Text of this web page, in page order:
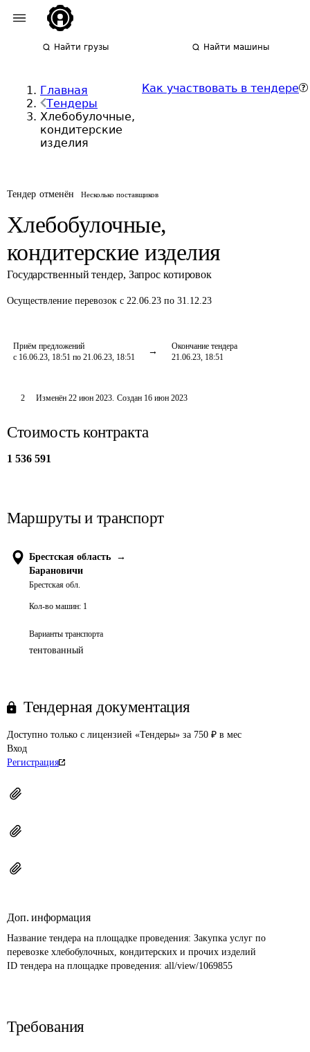
Найти грузы Найти машины
Главная
Тендеры
Хлебобулочные,
кондитерские
изделия
Как участвовать в тендере
Тендер отменён Несколько поставщиков
Хлебобулочные,
кондитерские изделия
Государственный тендер, Запрос котировок
Осуществление перевозок с 22.06.23 по 31.12.23
Приём предложений
с 16.06.23, 18:51 по 21.06.23, 18:51
Окончание тендера
21.06.23, 18:51
2 Изменён 22 июн 2023. Создан 16 июн 2023
Стоимость контракта
1 536 591
Маршруты и транспорт
Брестская область
→
Барановичи
Брестская обл.
Кол-во машин: 1
Варианты транспорта
тентованный
Тендерная документация
Доступно только с лицензией «Тендеры» за 750 ₽ в мес
Вход
Регистрация
Доп. информация
Название тендера на площадке проведения: Закупка услуг по
перевозке хлебобулочных, кондитерских и прочих изделий
ID тендера на площадке проведения: all/view/1069855
Требования